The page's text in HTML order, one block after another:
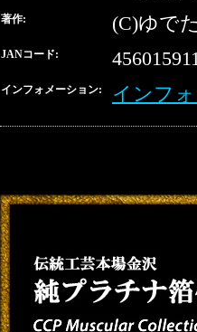
著作: (C)ゆで
JANコード:
インフォメーション: インフ